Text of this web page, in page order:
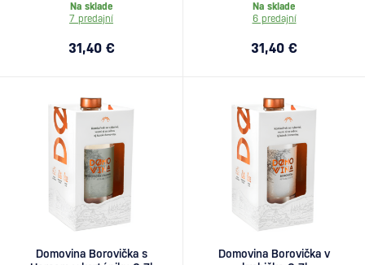
Na sklade
7 predajní
31,40 €
Na sklade
6 predajní
31,40 €
Domovina Borovička s
Domovina Borovička v